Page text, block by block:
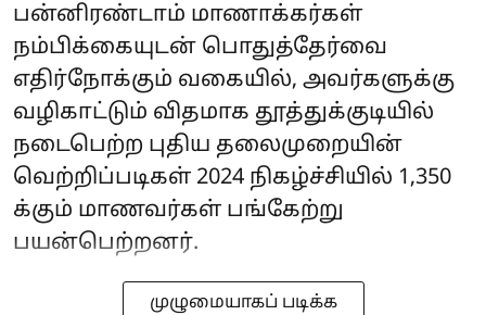
பன்னிரண்டாம் மாணாக்கர்கள்
நம்பிக்கையுடன் பொதுத்தேர்வை
எதிர்நோக்கும் வகையில், அவர்களுக்கு
வழிகாட்டும் விதமாக தூத்துக்குடியில்
நடைபெற்ற புதிய தலைமுறையின்
வெற்றிப்படிகள் 2024 நிகழ்ச்சியில் 1,350
க்கும் மாணவர்கள் பங்கேற்று
பயன்பெற்றனர்.
முழுமையாகப் படிக்க